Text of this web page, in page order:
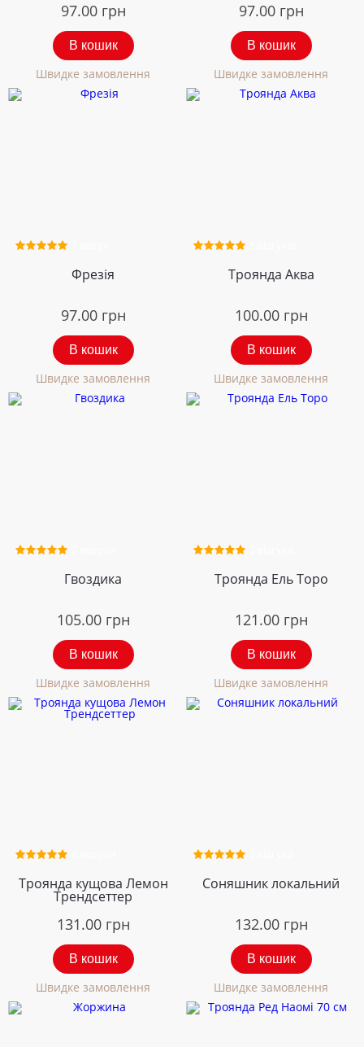
97.00 грн
В кошик
Швидке замовлення
97.00 грн
В кошик
Швидке замовлення
Фрезія
97.00 грн
В кошик
Швидке замовлення
Троянда Аква
100.00 грн
В кошик
Швидке замовлення
Гвоздика
105.00 грн
В кошик
Швидке замовлення
Троянда Ель Торо
121.00 грн
В кошик
Швидке замовлення
Троянда кущова Лемон
Трендсеттер
131.00 грн
В кошик
Швидке замовлення
Соняшник локальний
132.00 грн
В кошик
Швидке замовлення